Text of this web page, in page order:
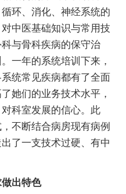
环、消化、神经系统的
中医基础知识与常用技
与骨科疾病的保守治
一年的系统培训下来，
统常见疾病都有了全面
她们的业务技术水平，
科室发展的信心。此
不断结合病房现有病例
了一支技术过硬、有中
出特色